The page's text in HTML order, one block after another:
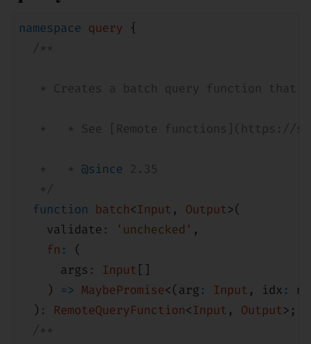
namespace query
{
/**
* Creates a batch query function that
* 	 * See [Remote
* 	 * @since
2.35
*/
function
batch<Input , Output>(
validate : 'unchecked' ,
fn :
(
args : Input
)
=> MaybePromise<(arg : Input , idx :
) : RemoteQueryFunction<Input , Output>;
/**